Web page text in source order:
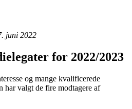
juni 2022
for 2022/2023
og mange kvalificerede
har valgt de fire modtagere af